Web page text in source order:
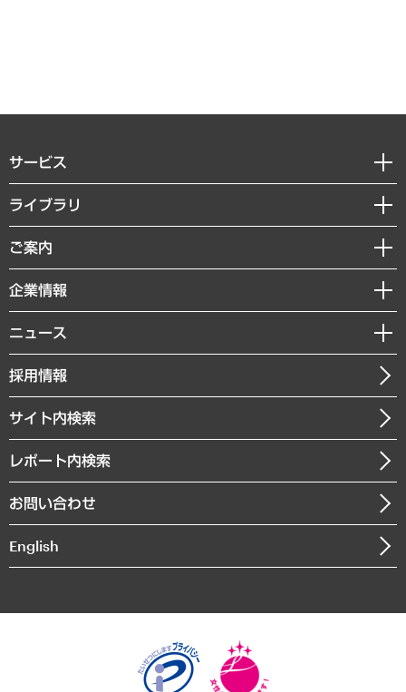
サービス
経営戦略
組織・人事戦略
デジタルイノベーション
共生・ダイバーシティ
GRC（ガバナンス・リスク・コンプライアンス）・防災（政策）
経済・産業・雇用・労働
まちづくり・観光・交通・スポーツ・スマートシティ
自然資源・農林水産業・食料システム
ライブラリ
経済調査
レポート
コラム
経営用語集
受託・受注実績（官公庁関連）
メディア掲載・出演
ご案内
セミナー・イベント情報
MUFGビジネスセミナー
受託案件情報
企業情報
私たちの想い
社長メッセージ
会社概要
沿革
組織図・本部部室紹介
インドネシア現地法人
個人情報保護方針
ニュース
ニュースリリース
お知らせ
採用情報
サイト内検索
レポート内検索
お問い合わせ
English